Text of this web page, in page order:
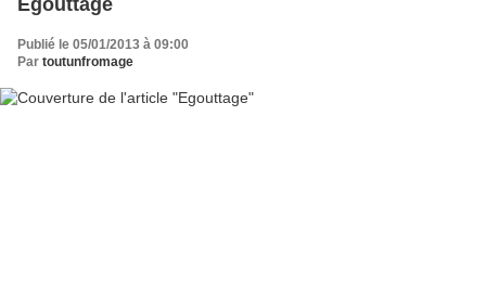
Publié le 05/01/2013 à 09:00
Par toutunfromage